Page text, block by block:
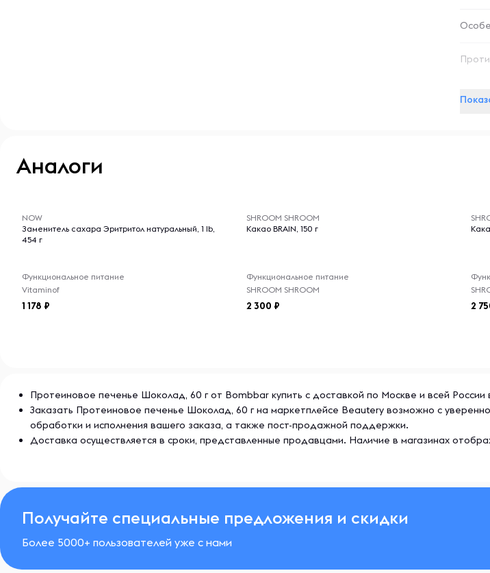
Аналоги
NOW
Заменитель сахара Эритритол натуральный, 1 lb,
454 г
Функциональное питание
Vitaminof
1 178
SHROOM SHROOM
Какао BRAIN, 150 г
Функциональное питание
SHROOM SHROOM
2 300 2
Протеиновое печенье Шоколад, 60 г от Bombbar купить с доставкой по Москве и всей
Заказать Протеиновое печенье Шоколад, 60 г на маркетплейсе Beautery возможно с
обработки и исполнения вашего заказа, а также пост-продажной поддержки.
Доставка осуществляется в сроки, представленные продавцами. Наличие в магазинах
Получайте специальные предложения и скидки
Более 5000+ пользователей уже с нами